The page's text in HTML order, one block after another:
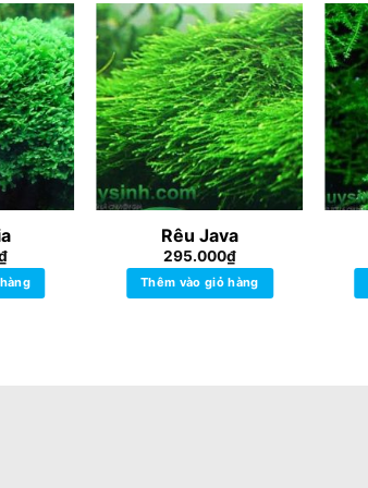
Rêu Java
295.000₫
Thêm vào giỏ hàng